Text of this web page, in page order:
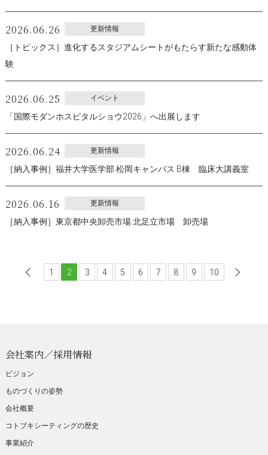
2026.06.26 更新情報
［トピックス］進化するスタジアムシートがもたらす新たな感動体
験
2026.06.25 イベント
「国際モダンホスピタルショウ2026」へ出展します
2026.06.24 更新情報
［納入事例］福井大学医学部 松岡キャンパス B棟 臨床大講義室
2026.06.16 更新情報
［納入事例］東京都中央卸売市場 北足立市場 卸売場
前へ
1 2 3 4 5 6 7 8 9 10
会社案内／採用情報
ビジョン
ものづくりの姿勢
会社概要
コトブキシーティングの歴史
事業紹介